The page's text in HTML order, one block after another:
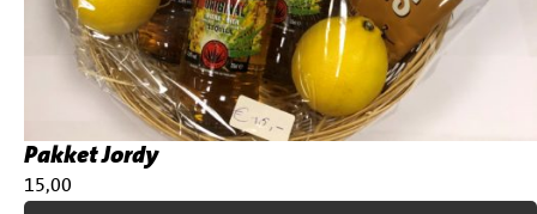
Pakket Jordy
€
15,00